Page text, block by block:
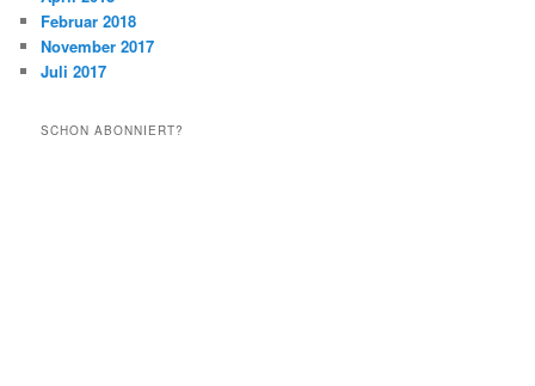
Februar 2018
November 2017
Juli 2017
SCHON ABONNIERT?